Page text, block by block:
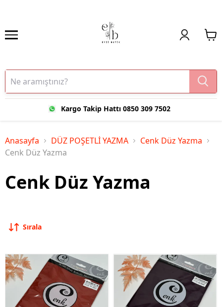
Kargo Takip Hattı 0850 309 7502
Anasayfa DÜZ POŞETLİ YAZMA
Cenk Düz Yazma
Cenk Düz Yazma
Cenk Düz Yazma
Sırala